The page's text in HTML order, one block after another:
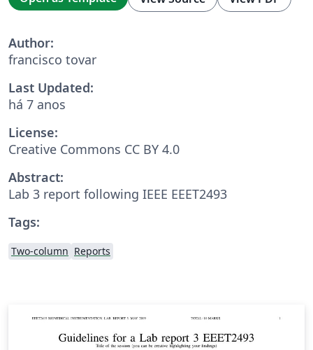
Author:
francisco tovar
Last Updated:
há 7 anos
License:
Creative Commons CC BY 4.0
Abstract:
Lab 3 report following IEEE EEET2493
Tags:
Two-column Reports